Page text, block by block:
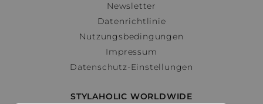
Newsletter
Datenrichtlinie
Nutzungsbedingungen
Impressum
Datenschutz-Einstellungen
STYLAHOLIC WORLDWIDE